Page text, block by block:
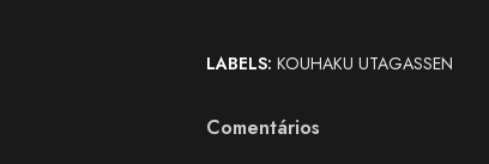
LABELS: KOUHAKU UTAGASSEN
Comentários